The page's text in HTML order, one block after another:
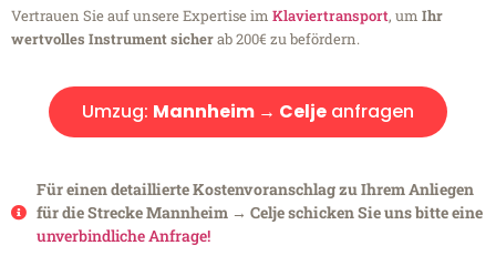
Vertrauen Sie auf unsere Expertise im Klaviertransport, um Ihr
wertvolles Instrument sicherab 200€ zu befördern.
Umzug: Mannheim → Celje anfragen
Für einen detaillierte Kostenvoranschlag zu Ihrem Anliegen
für die Strecke Mannheim → Celje schicken Sie uns bitte eine
unverbindliche Anfrage!